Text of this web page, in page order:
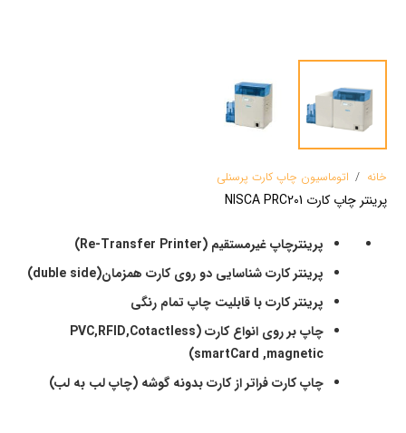
خانه / اتوماسیون چاپ کارت پرسنلی
پرینتر چاپ کارت NISCA PRC201
پرینترچاپ غیرمستقیم ( Re-Transfer Printer
)
پرینتر کارت شناسایی دو روی کارت همزمان(duble side
)
پرینتر کارت با قابلیت چاپ تمام رنگی
چاپ بر روی انواع کارت (PVC,RFID,Cotactless
smartCard ,magnetic)
چاپ کارت فراتر از کارت بدونه گوشه (چاپ لب به لب)